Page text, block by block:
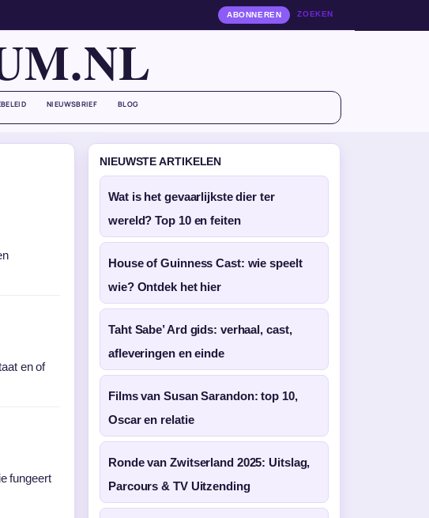
ABONNEREN ZOEKEN
NIEUWSBRIEF BLOG
en of
fungeert
NIEUWSTE ARTIKELEN
Wat is het gevaarlijkste dier ter
wereld? Top 10 en feiten
House of Guinness Cast: wie speelt
wie? Ontdek het hier
Taht Sabe’ Ard gids: verhaal, cast,
afleveringen en einde
Films van Susan Sarandon: top 10,
Oscar en relatie
Ronde van Zwitserland 2025: Uitslag,
Parcours & TV Uitzending